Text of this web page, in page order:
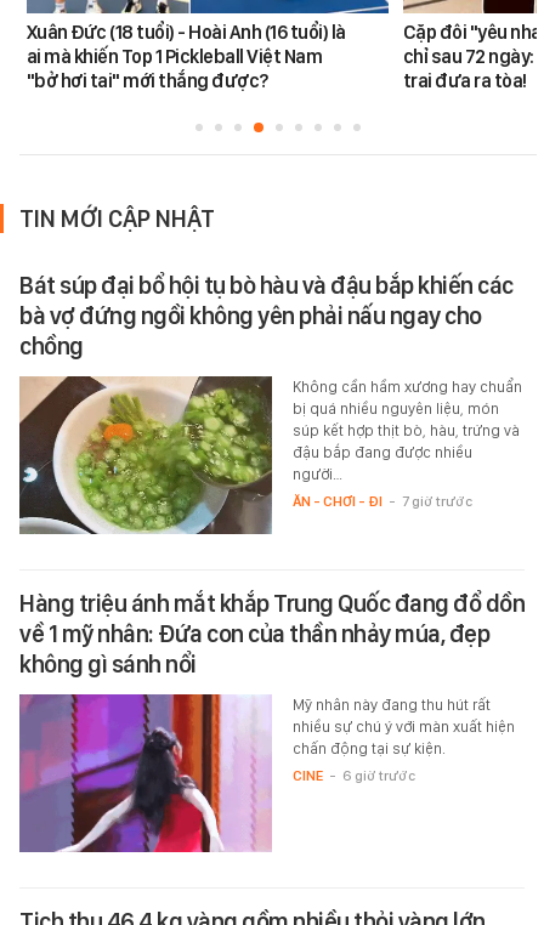
Xuân Đức (18 tuổi) - Hoài Anh (16 tuổi) là
ai mà khiến Top 1 Pickleball Việt Nam
"bở hơi tai" mới thắng được?
Cặp đôi "yêu
chỉ sau 72 ngày:
trai đưa ra tòa!
TIN MỚI CẬP NHẬT
Bát súp đại bổ hội tụ bò hàu và đậu bắp khiến các
bà vợ đứng ngồi không yên phải nấu ngay cho
chồng
Không cần hầm xương hay chuẩn
bị quá nhiều nguyên liệu, món
súp kết hợp thịt bò, hàu, trứng và
đậu bắp đang được nhiều
người…
ĂN - CHƠI - ĐI - 7 giờ trước
Hàng triệu ánh mắt khắp Trung Quốc đang đổ dồn
về 1 mỹ nhân: Đứa con của thần nhảy múa, đẹp
không gì sánh nổi
Mỹ nhân này đang thu hút rất
nhiều sự chú ý với màn xuất hiện
chấn động tại sự kiện.
CINE - 6 giờ trước